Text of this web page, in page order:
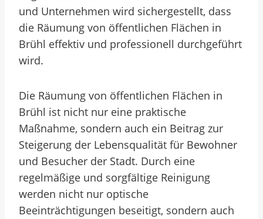
und Unternehmen wird sichergestellt, dass
die Räumung von öffentlichen Flächen in
Brühl effektiv und professionell durchgeführt
wird.
Die Räumung von öffentlichen Flächen in
Brühl ist nicht nur eine praktische
Maßnahme, sondern auch ein Beitrag zur
Steigerung der Lebensqualität für Bewohner
und Besucher der Stadt. Durch eine
regelmäßige und sorgfältige Reinigung
werden nicht nur optische
Beeinträchtigungen beseitigt, sondern auch